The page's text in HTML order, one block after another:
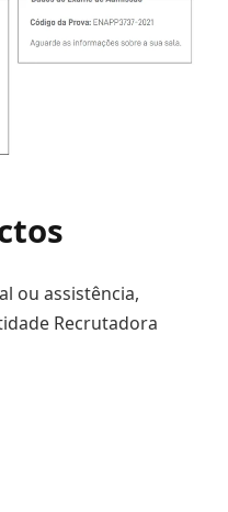
ou assistência,
Recrutadora